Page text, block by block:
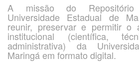
A missão do Repositório
Universidade Estadual de
reunir, preservar e permitir o
institucional (científica,
administrativa) da
Maringá em formato digital.